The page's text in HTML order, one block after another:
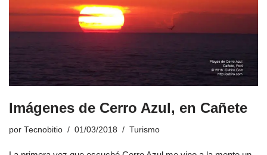
Imágenes de Cerro Azul, en Cañete
por Tecnobitio 01/03/2018 Turismo